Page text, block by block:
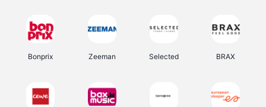
Bonprix Zeeman Selected BRAX